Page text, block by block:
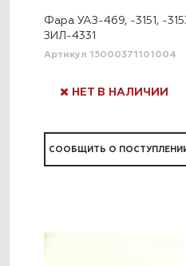
Фара УАЗ-469, -3151, -
ЗИЛ-4331
Артикул 15000371101004
НЕТ В НАЛИЧИИ
СООБЩИТЬ О